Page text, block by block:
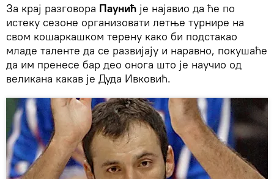
За крај разговора Паунић је најавио да ће по
истеку сезоне организовати летње турнире на
свом кошаркашком терену како би подстакао
младе таленте да се развијају и наравно, покушаће
да им пренесе бар део онога што је научио од
великана какав је Дуда Ивковић.